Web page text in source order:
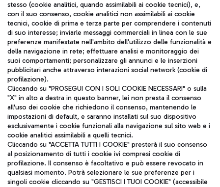
TRAVEL JOURNAL
ITA
Aeroporti di Roma S.p.A. - Società soggetta a direzione e
coordinamento di Mundys S.p.A.
Codice fiscale e Registro delle Imprese di Roma 13032990155 P.
IVA 06572251004
Capitale sociale 62.224.743,00 int. vers.
Sede legale: Via Pier Paolo Racchetti 1 - 00054 Fiumicino (RM)
stesso (cookie analitici, quando assimilabili ai cookie tecnici), e,
con il suo consenso, cookie analitici non assimilabili ai cookie
tecnici, cookie di prima e terza parte per comprendere i contenuti
di suo interesse; inviarle messaggi commerciali in linea con le sue
preferenze manifestate nell'ambito dell'utilizzo delle funzionalità e
della navigazione in rete; effettuare analisi e monitoraggio dei
suoi comportamenti; personalizzare gli annunci e le inserzioni
pubblicitari anche attraverso interazioni social network (cookie di
profilazione).
Cliccando su "PROSEGUI CON I SOLI COOKIE NECESSARI" o sulla
"X" in alto a destra in questo banner, lei non presta il consenso
all'uso dei cookie che richiedono il consenso, mantenendo le
impostazioni di default, e saranno installati sul suo dispositivo
esclusivamente i cookie funzionali alla navigazione sul sito web e i
cookie analitici assimilabili a quelli tecnici.
Cliccando su "ACCETTA TUTTI I COOKIE" presterà il suo consenso
al posizionamento di tutti i cookie ivi compresi cookie di
profilazione. Il consenso è facoltativo e può essere revocato in
qualsiasi momento. Potrà selezionare le sue preferenze per i
singoli cookie cliccando su "GESTISCI I TUOI COOKIE" (accessibile